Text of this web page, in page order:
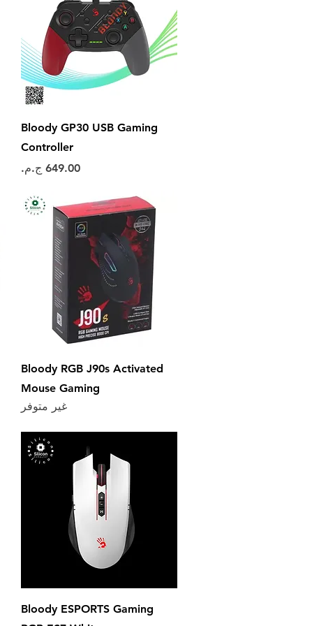
العرض السريع
Bloody GP30 USB Gaming
Controller
السعر‏649.00 ج.م.‏
العرض السريع
Bloody RGB J90s Activated
Mouse Gaming
غير متوفر
العرض السريع
Bloody ESPORTS Gaming